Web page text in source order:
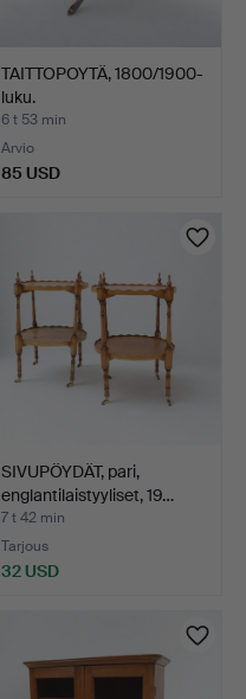
TAITTOPOYTÄ, 1800/1900-
luku.
6 t 53 min
Arvio
85 USD
SIVUPÖYDÄT, pari,
englantilaistyyliset, 19…
7 t 42 min
Tarjous
32 USD